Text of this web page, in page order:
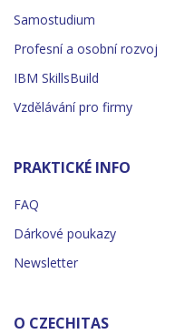
Samostudium
Profesní a osobní rozvoj
IBM SkillsBuild
Vzdělávání pro firmy
PRAKTICKÉ INFO
FAQ
Dárkové poukazy
Newsletter
O CZECHITAS